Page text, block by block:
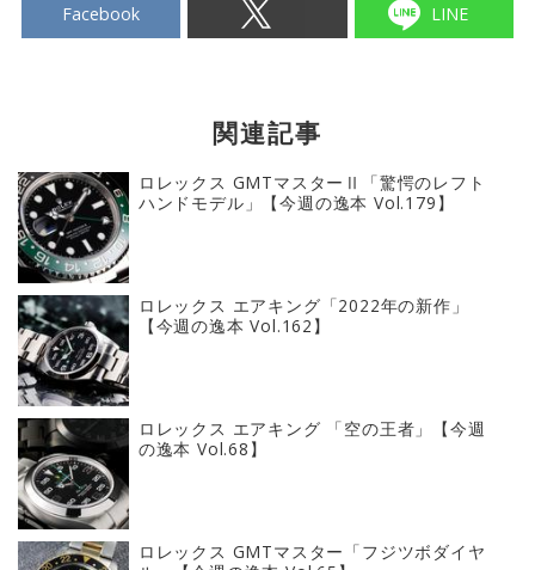
Facebook LINE
関連記事
ロレックス GMTマスターⅡ「驚愕のレフト
ハンドモデル」【今週の逸本 Vol.179】
ロレックス エアキング「2022年の新作」
【今週の逸本 Vol.162】
ロレックス エアキング 「空の王者」【今週
の逸本 Vol.68】
ロレックス GMTマスター「フジツボダイヤ